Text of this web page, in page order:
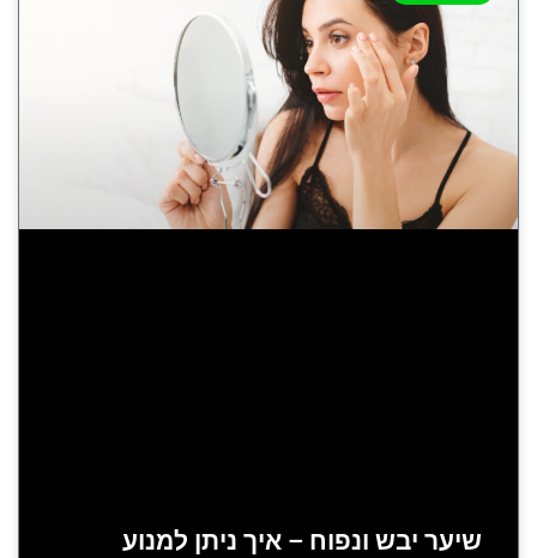
שיער יבש ונפוח – איך ניתן למנוע